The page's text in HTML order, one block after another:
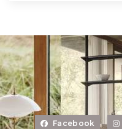
Facebook